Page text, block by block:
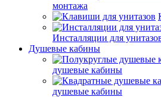
монтажа
Инсталляции для
Душевые кабины
душевые кабины
душевые кабины